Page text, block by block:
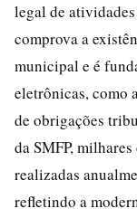
legal de
comprova a
municipal e é
eletrônicas, como
de obrigações
da SMFP,
realizadas
refletindo a